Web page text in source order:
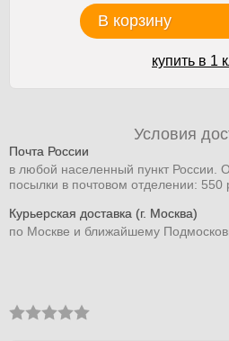
В корзину
купить в 1
Условия
Почта России
в любой населенный пункт России.
посылки в почтовом отделении: 550
Курьерская доставка (г. Москва)
по Москве и ближайшему